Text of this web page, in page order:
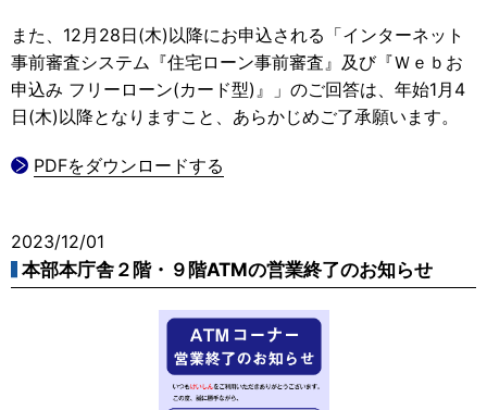
また、12月28日(木)以降にお申込される「インターネット
事前審査システム『住宅ローン事前審査』及び『Ｗｅｂお
申込み フリーローン(カード型)』」のご回答は、年始1月4
日(木)以降となりますこと、あらかじめご了承願います。
PDFをダウンロードする
2023/12/01
本部本庁舎２階・９階ATMの営業終了のお知らせ